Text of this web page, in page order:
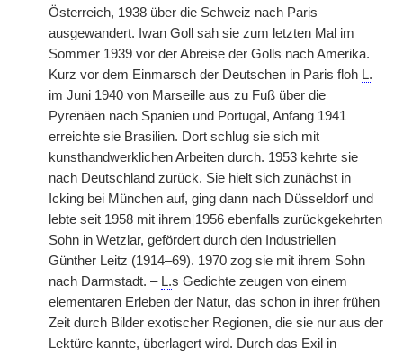
Österreich, 1938 über die Schweiz nach Paris
ausgewandert. Iwan Goll sah sie zum letzten Mal im
Sommer 1939 vor der Abreise der Golls nach Amerika.
Kurz vor dem Einmarsch der Deutschen in Paris floh L.
im Juni 1940 von Marseille aus zu Fuß über die
Pyrenäen nach Spanien und Portugal, Anfang 1941
erreichte sie Brasilien. Dort schlug sie sich mit
kunsthandwerklichen Arbeiten durch. 1953 kehrte sie
nach Deutschland zurück. Sie hielt sich zunächst in
Icking bei München auf, ging dann nach Düsseldorf und
lebte seit 1958 mit ihrem 1956 ebenfalls zurückgekehrten
Sohn in Wetzlar, gefördert durch den Industriellen
Günther Leitz (1914–69). 1970 zog sie mit ihrem Sohn
nach Darmstadt. – L.s Gedichte zeugen von einem
elementaren Erleben der Natur, das schon in ihrer frühen
Zeit durch Bilder exotischer Regionen, die sie nur aus der
Lektüre kannte, überlagert wird. Durch das Exil in